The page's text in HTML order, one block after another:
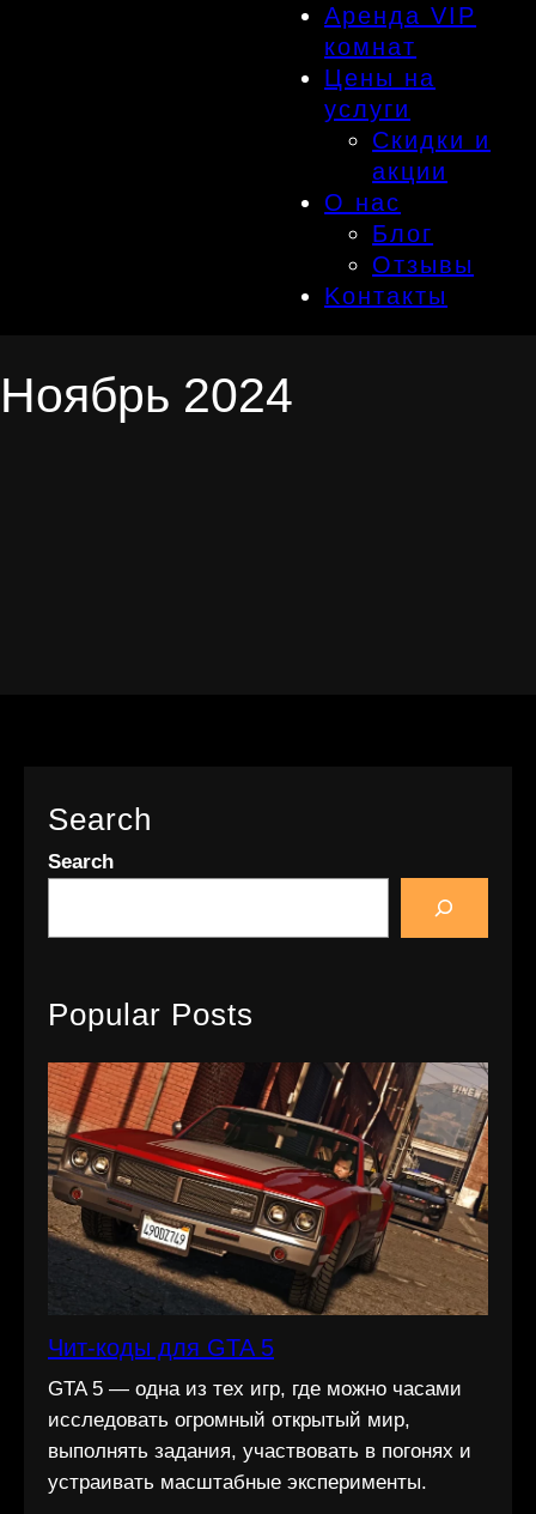
Аренда VIP
комнат
Цены на
услуги
Скидки и
акции
О нас
Блог
Отзывы
Kонтакты
Ноябрь 2024
Search
Search
Popular Posts
Чит-коды для GTA 5
GTA 5 — одна из тех игр, где можно часами
исследовать огромный открытый мир,
выполнять задания, участвовать в погонях и
устраивать масштабные эксперименты.